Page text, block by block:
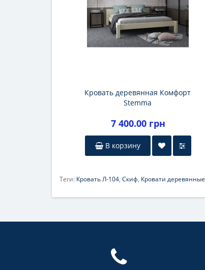
Кровать деревянная Комфорт
Stemma
7 400.00 грн
В корзину
Теги: Кровать Л-104, Скиф, Кровати деревянные